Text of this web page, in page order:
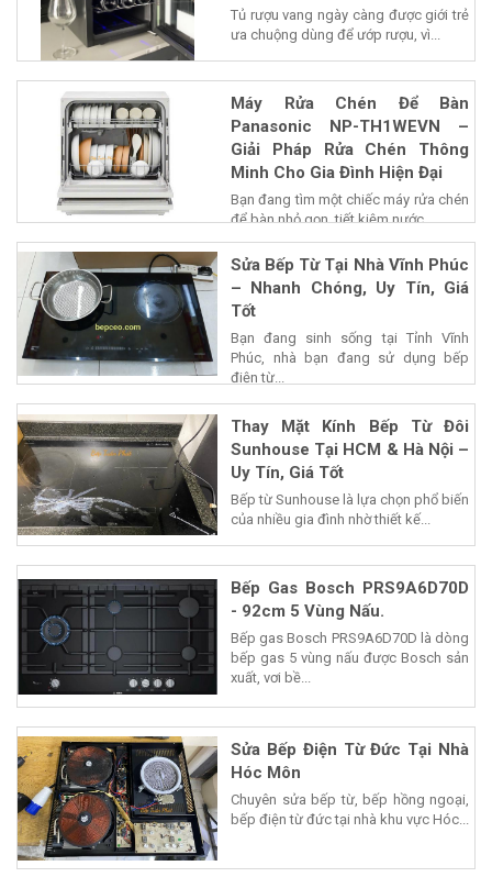
Tủ rượu vang ngày càng được giới trẻ
ưa chuộng dùng để ướp rượu, vì...
Máy Rửa Chén Để Bàn
Panasonic NP-TH1WEVN –
Giải Pháp Rửa Chén Thông
Minh Cho Gia Đình Hiện Đại
Bạn đang tìm một chiếc máy rửa chén
để bàn nhỏ gọn, tiết kiệm nước...
Sửa Bếp Từ Tại Nhà Vĩnh Phúc
– Nhanh Chóng, Uy Tín, Giá
Tốt
Bạn đang sinh sống tại Tỉnh Vĩnh
Phúc, nhà bạn đang sử dụng bếp
điện từ...
Thay Mặt Kính Bếp Từ Đôi
Sunhouse Tại HCM & Hà Nội –
Uy Tín, Giá Tốt
Bếp từ Sunhouse là lựa chọn phổ biến
của nhiều gia đình nhờ thiết kế...
Bếp Gas Bosch PRS9A6D70D
- 92cm 5 Vùng Nấu.
Bếp gas Bosch PRS9A6D70D là dòng
bếp gas 5 vùng nấu được Bosch sản
xuất, vơi bề...
Sửa Bếp Điện Từ Đức Tại Nhà
Hóc Môn
Chuyên sửa bếp từ, bếp hồng ngoại,
bếp điện từ đức tại nhà khu vực Hóc...